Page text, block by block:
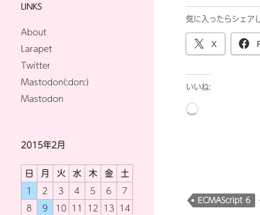
気に入ったらシェア
X
いいね:
読
ECMAScript 6
LINKS
About
Larapet
Twitter
Mastodon(:don:)
Mastodon
2015年2月
日 月 火 水 木 金
土
1
2 3 4 5 6
7
8
9 10 11 12 13 14